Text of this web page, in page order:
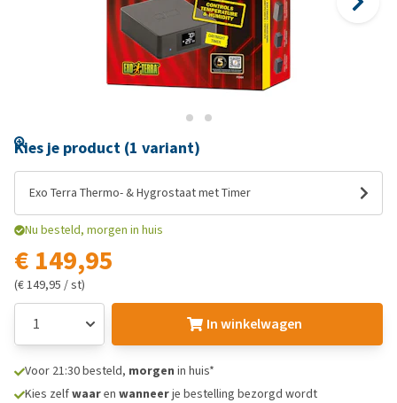
Kies je product (1 variant)
Exo Terra Thermo- & Hygrostaat met Timer
Nu besteld, morgen in huis
€ 149,95
(€ 149,95 / st)
In winkelwagen
Voor 21:30 besteld, morgen in huis*
Kies zelfwaaren wanneerje bestelling bezorgd wordt